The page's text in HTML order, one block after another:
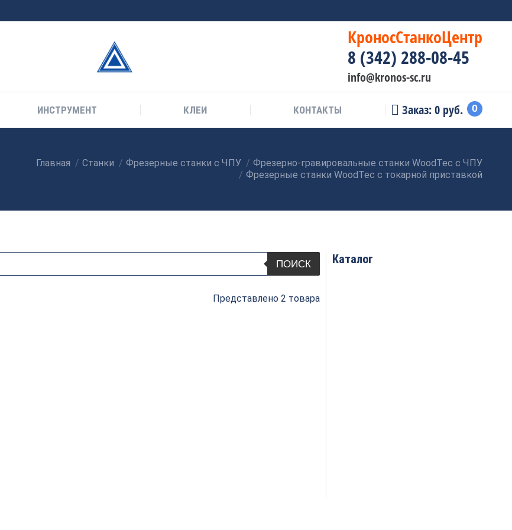
КроносСтанкоЦентр
8 (342) 288-08-45
info@kronos-sc.ru
ИНСТРУМЕНТ КЛЕИ КОНТАКТЫ Заказ:0 руб. 0
Вы здесь:
Главная Станки Фрезерные станки с ЧПУ
Фрезерно-гравировальные станки WoodTec с ЧПУ
Фрезерные станки WoodTec с токарной приставкой
ПОИСК
Представлено 2 товара
Каталог